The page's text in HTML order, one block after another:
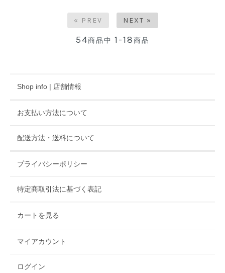
« PREV NEXT »
54商品中 1-18商品
Shop info | 店舗情報
お支払い方法について
配送方法・送料について
プライバシーポリシー
特定商取引法に基づく表記
カートを見る
マイアカウント
ログイン